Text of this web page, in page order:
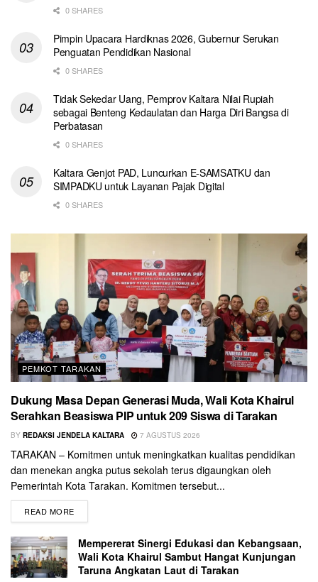
0 SHARES
Pimpin Upacara Hardiknas 2026, Gubernur Serukan
Penguatan Pendidikan Nasional
0 SHARES
Tidak Sekedar Uang, Pemprov Kaltara Nilai Rupiah
sebagai Benteng Kedaulatan dan Harga Diri Bangsa di
Perbatasan
0 SHARES
Kaltara Genjot PAD, Luncurkan E-SAMSATKU dan
SIMPADKU untuk Layanan Pajak Digital
0 SHARES
PEMKOT TARAKAN
Dukung Masa Depan Generasi Muda, Wali Kota Khairul
Serahkan Beasiswa PIP untuk 209 Siswa di Tarakan
BY REDAKSI JENDELA KALTARA 7 AGUSTUS 2026
TARAKAN – Komitmen untuk meningkatkan kualitas pendidikan
dan menekan angka putus sekolah terus digaungkan oleh
Pemerintah Kota Tarakan. Komitmen tersebut...
READ MORE
Mempererat Sinergi Edukasi dan Kebangsaan,
Wali Kota Khairul Sambut Hangat Kunjungan
Taruna Angkatan Laut di Tarakan